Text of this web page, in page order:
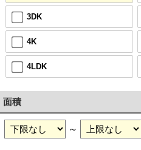
3DK
4K
4LDK
面積
～